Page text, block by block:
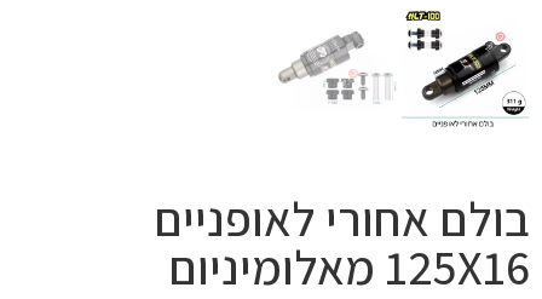
בולם אחורי לאופניים
125X16 מאלומיניום